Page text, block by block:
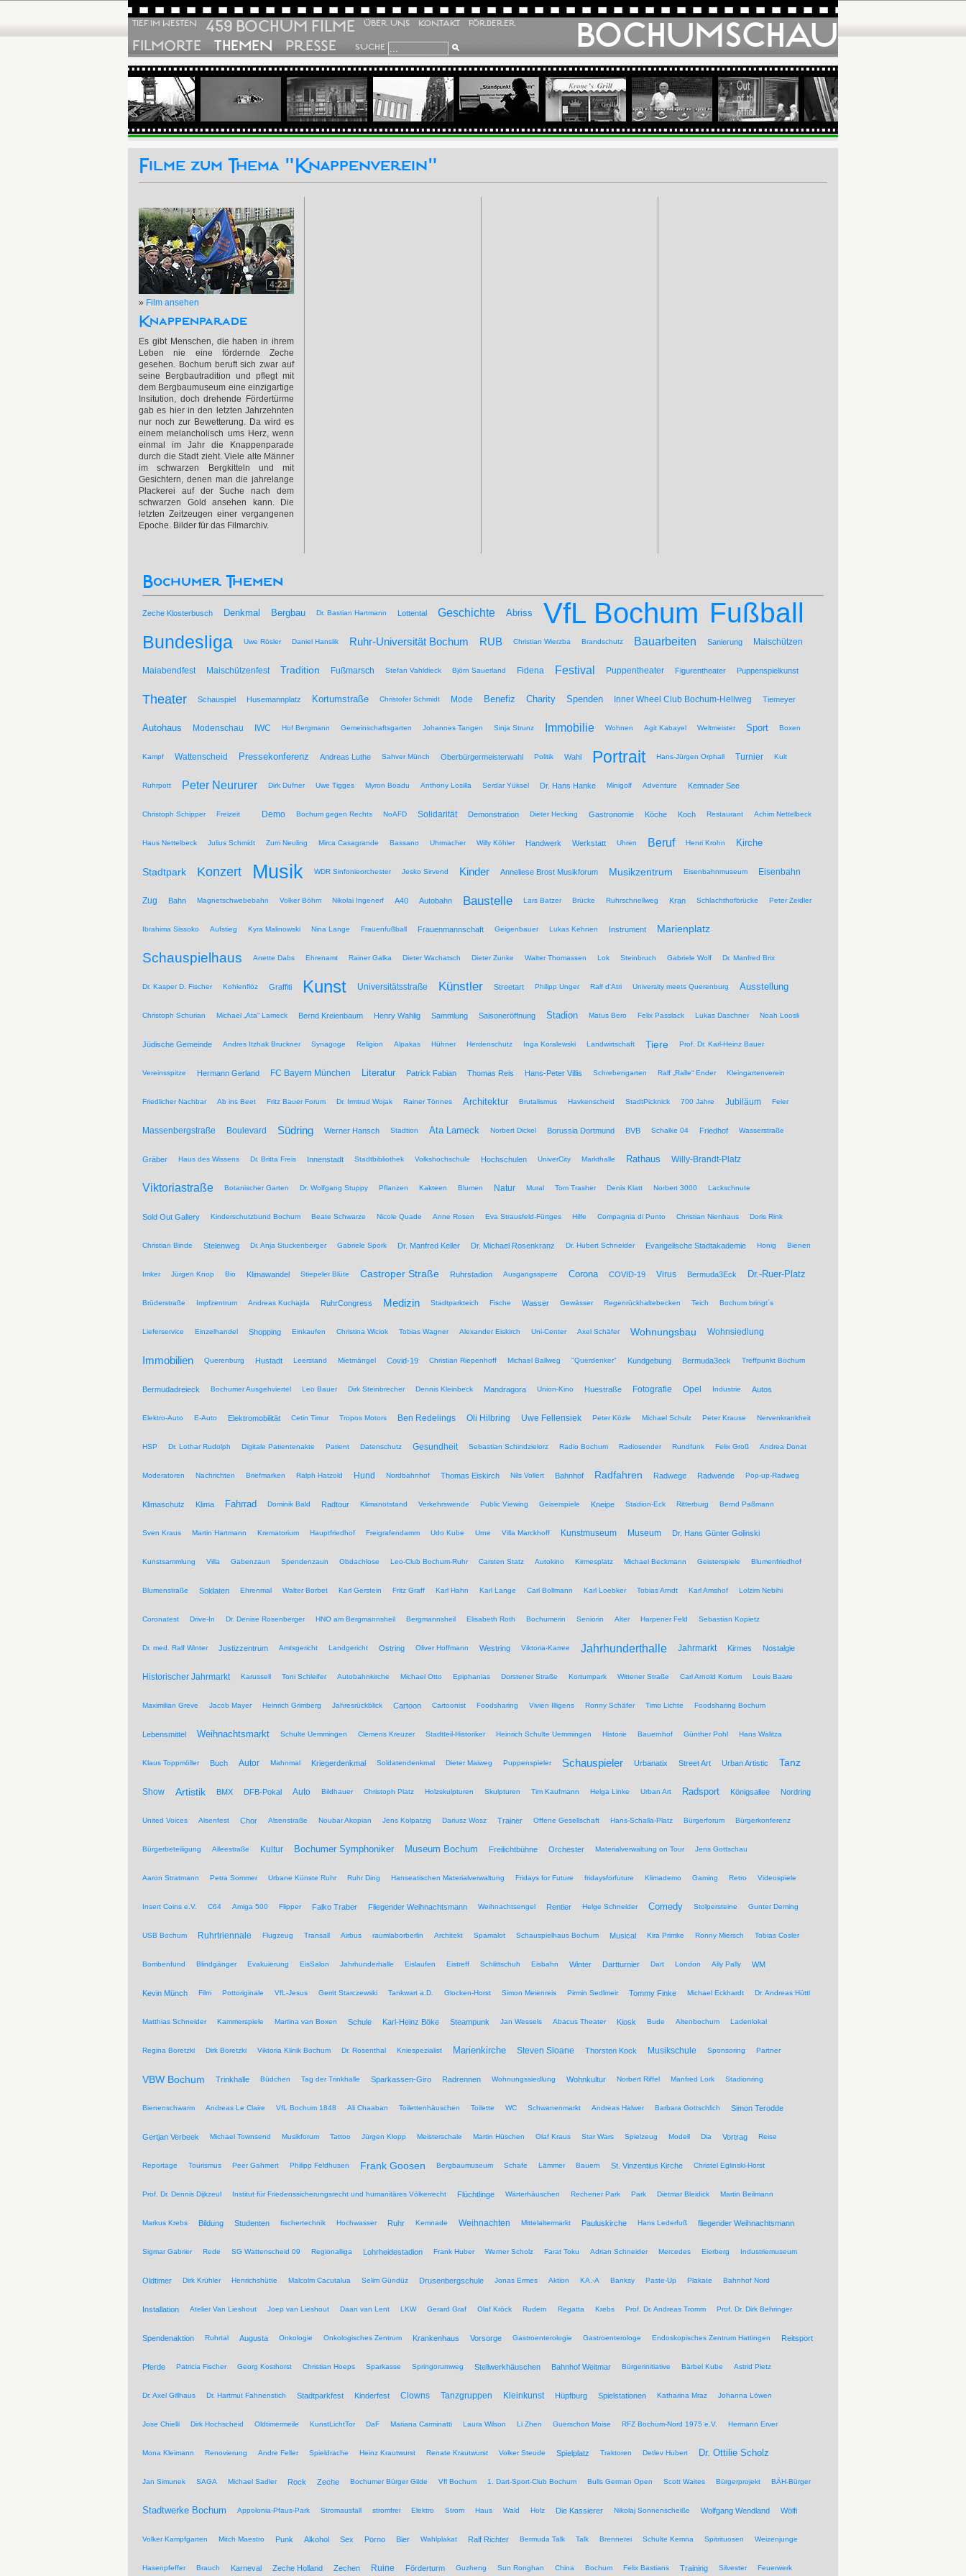
BOCHUMSCHAU
TIEF IM WESTEN 459 BOCHUM FILME ÜBER UNS KONTAKT FÖRDERER
FILMORTE THEMEN PRESSE SUCHE
Filme zum Thema "Knappenverein"
4:23
» Film ansehen
Knappenparade
Es gibt Menschen, die haben in ihrem
Leben nie eine fördernde Zeche
gesehen. Bochum beruft sich zwar auf
seine Bergbautradition und pflegt mit
dem Bergbaumuseum eine einzigartige
Insitution, doch drehende Fördertürme
gab es hier in den letzten Jahrzehnten
nur noch zur Bewetterung. Da wird es
einem melancholisch ums Herz, wenn
einmal im Jahr die Knappenparade
durch die Stadt zieht. Viele alte Männer
im schwarzen Bergkitteln und mit
Gesichtern, denen man die jahrelange
Plackerei auf der Suche nach dem
schwarzen Gold ansehen kann. Die
letzten Zeitzeugen einer vergangenen
Epoche. Bilder für das Filmarchiv.
Bochumer Themen
Zeche Klosterbusch Denkmal Bergbau Dr. Bastian Hartmann Lottental Geschichte Abriss VfL Bochum Fußball
Bundesliga Uwe Rösler Daniel Hanslik Ruhr-Universität Bochum RUB Christian Wierzba Brandschutz Bauarbeiten Sanierung Maischützen
Maiabendfest Maischützenfest Tradition Fußmarsch Stefan Vahldieck Björn Sauerland Fidena Festival Puppentheater Figurentheater Puppenspielkunst
Theater Schauspiel Husemannplatz Kortumstraße Christofer Schmidt Mode Benefiz Charity Spenden Inner Wheel Club Bochum-Hellweg Tiemeyer
Autohaus Modenschau IWC Hof Bergmann Gemeinschaftsgarten Johannes Tangen Sinja Strunz Immobilie Wohnen Agit Kabayel Weltmeister Sport Boxen
Kampf Wattenscheid Pressekonferenz Andreas Luthe Sahver Münch Oberbürgermeisterwahl Politik Wahl Portrait Hans-Jürgen Orphall Turnier Kult
Ruhrpott Peter Neururer Dirk Dufner Uwe Tigges Myron Boadu Anthony Losilla Serdar Yüksel Dr. Hans Hanke Minigolf Adventure Kemnader See
Christoph Schipper Freizeit Demo Bochum gegen Rechts NoAFD Solidarität Demonstration Dieter Hecking Gastronomie Köche Koch Restaurant Achim Nettelbeck
Haus Nettelbeck Julius Schmidt Zum Neuling Mirca Casagrande Bassano Uhrmacher Willy Köhler Handwerk Werkstatt Uhren Beruf Henri Krohn Kirche
Stadtpark Konzert Musik WDR Sinfonieorchester Jesko Sirvend Kinder Anneliese Brost Musikforum Musikzentrum Eisenbahnmuseum Eisenbahn
Zug Bahn Magnetschwebebahn Volker Böhm Nikolai Ingenerf A40 Autobahn Baustelle Lars Batzer Brücke Ruhrschnellweg Kran Schlachthofbrücke Peter Zeidler
Ibrahima Sissoko Aufstieg Kyra Malinowski Nina Lange Frauenfußball Frauenmannschaft Geigenbauer Lukas Kehnen Instrument Marienplatz
Schauspielhaus Anette Dabs Ehrenamt Rainer Galka Dieter Wachatsch Dieter Zunke Walter Thomassen Lok Steinbruch Gabriele Wolf Dr. Manfred Brix
Dr. Kasper D. Fischer Kohlenflöz Graffiti Kunst Universitätsstraße Künstler Streetart Philipp Unger Ralf d'Atri University meets Querenburg Ausstellung
Christoph Schurian Michael „Ata“ Lameck Bernd Kreienbaum Henry Wahlig Sammlung Saisoneröffnung Stadion Matus Bero Felix Passlack Lukas Daschner Noah Loosli
Jüdische Gemeinde Andres Itzhak Bruckner Synagoge Religion Alpakas Hühner Herdenschutz Inga Koralewski Landwirtschaft Tiere Prof. Dr. Karl-Heinz Bauer
Vereinsspitze Hermann Gerland FC Bayern München Literatur Patrick Fabian Thomas Reis Hans-Peter Villis Schrebengarten Ralf „Ralle“ Ender Kleingartenverein
Friedlicher Nachbar Ab ins Beet Fritz Bauer Forum Dr. Irmtrud Wojak Rainer Tönnes Architektur Brutalismus Havkenscheid StadtPicknick 700 Jahre Jubiläum Feier
Massenbergstraße Boulevard Südring Werner Hansch Stadtion Ata Lameck Norbert Dickel Borussia Dortmund BVB Schalke 04 Friedhof Wasserstraße
Gräber Haus des Wissens Dr. Britta Freis Innenstadt Stadtbibliothek Volkshochschule Hochschulen UniverCity Markthalle Rathaus Willy-Brandt-Platz
Viktoriastraße Botanischer Garten Dr. Wolfgang Stuppy Pflanzen Kakteen Blumen Natur Mural Tom Trasher Denis Klatt Norbert 3000 Lackschnute
Sold Out Gallery Kinderschutzbund Bochum Beate Schwarze Nicole Quade Anne Rosen Eva Strausfeld-Fürtges Hilfe Compagnia di Punto Christian Nienhaus Doris Rink
Christian Binde Stelenweg Dr. Anja Stuckenberger Gabriele Spork Dr. Manfred Keller Dr. Michael Rosenkranz Dr. Hubert Schneider Evangelische Stadtakademie Honig Bienen
Imker Jürgen Knop Bio Klimawandel Stiepeler Blüte Castroper Straße Ruhrstadion Ausgangssperre Corona COVID-19 Virus Bermuda3Eck Dr.-Ruer-Platz
Brüderstraße Impfzentrum Andreas Kuchajda RuhrCongress Medizin Stadtparkteich Fische Wasser Gewässer Regenrückhaltebecken Teich Bochum bringt´s
Lieferservice Einzelhandel Shopping Einkaufen Christina Wiciok Tobias Wagner Alexander Eiskirch Uni-Center Axel Schäfer Wohnungsbau Wohnsiedlung
Immobilien Querenburg Hustadt Leerstand Mietmängel Covid-19 Christian Riepenhoff Michael Ballweg "Querdenker" Kundgebung Bermuda3eck Treffpunkt Bochum
Bermudadreieck Bochumer Ausgehviertel Leo Bauer Dirk Steinbrecher Dennis Kleinbeck Mandragora Union-Kino Huestraße Fotografie Opel Industrie Autos
Elektro-Auto E-Auto Elektromobilität Cetin Timur Tropos Motors Ben Redelings Oli Hilbring Uwe Fellensiek Peter Közle Michael Schulz Peter Krause Nervenkrankheit
HSP Dr. Lothar Rudolph Digitale Patientenakte Patient Datenschutz Gesundheit Sebastian Schindzielorz Radio Bochum Radiosender Rundfunk Felix Groß Andrea Donat
Moderatoren Nachrichten Briefmarken Ralph Hatzold Hund Nordbahnhof Thomas Eiskirch Nils Vollert Bahnhof Radfahren Radwege Radwende Pop-up-Radweg
Klimaschutz Klima Fahrrad Dominik Bald Radtour Klimanotstand Verkehrswende Public Viewing Geiserspiele Kneipe Stadion-Eck Ritterburg Bernd Paßmann
Sven Kraus Martin Hartmann Krematorium Hauptfriedhof Freigrafendamm Udo Kube Urne Villa Marckhoff Kunstmuseum Museum Dr. Hans Günter Golinski
Kunstsammlung Villa Gabenzaun Spendenzaun Obdachlose Leo-Club Bochum-Ruhr Carsten Statz Autokino Kirmesplatz Michael Beckmann Geisterspiele Blumenfriedhof
Blumenstraße Soldaten Ehrenmal Walter Borbet Karl Gerstein Fritz Graff Karl Hahn Karl Lange Carl Bollmann Karl Loebker Tobias Arndt Karl Amshof Lolzim Nebihi
Coronatest Drive-In Dr. Denise Rosenberger HNO am Bergmannsheil Bergmannsheil Elisabeth Roth Bochumerin Seniorin Alter Harpener Feld Sebastian Kopietz
Dr. med. Ralf Winter Justizzentrum Amtsgericht Landgericht Ostring Oliver Hoffmann Westring Viktoria-Karree Jahrhunderthalle Jahrmarkt Kirmes Nostalgie
Historischer Jahrmarkt Karussell Toni Schleifer Autobahnkirche Michael Otto Epiphanias Dorstener Straße Kortumpark Wittener Straße Carl Arnold Kortum Louis Baare
Maximilian Greve Jacob Mayer Heinrich Grimberg Jahresrückblick Cartoon Cartoonist Foodsharing Vivien Illigens Ronny Schäfer Timo Lichte Foodsharing Bochum
Lebensmittel Weihnachtsmarkt Schulte Uemmingen Clemens Kreuzer Stadtteil-Historiker Heinrich Schulte Uemmingen Historie Bauernhof Günther Pohl Hans Walitza
Klaus Toppmöller Buch Autor Mahnmal Kriegerdenkmal Soldatendenkmal Dieter Maiweg Puppenspieler Schauspieler Urbanatix Street Art Urban Artistic Tanz
Show Artistik BMX DFB-Pokal Auto Bildhauer Christoph Platz Holzskulpturen Skulpturen Tim Kaufmann Helga Linke Urban Art Radsport Königsallee Nordring
United Voices Alsenfest Chor Alsenstraße Noubar Akopian Jens Kolpatzig Dariusz Wosz Trainer Offene Gesellschaft Hans-Schalla-Platz Bürgerforum Bürgerkonferenz
Bürgerbeteiligung Alleestraße Kultur Bochumer Symphoniker Museum Bochum Freilichtbühne Orchester Materialverwaltung on Tour Jens Gottschau
Aaron Stratmann Petra Sommer Urbane Künste Ruhr Ruhr Ding Hanseatischen Materialverwaltung Fridays for Future fridaysforfuture Klimademo Gaming Retro Videospiele
Insert Coins e.V. C64 Amiga 500 Flipper Falko Traber Fliegender Weihnachtsmann Weihnachtsengel Rentier Helge Schneider Comedy Stolpersteine Gunter Deming
USB Bochum Ruhrtriennale Flugzeug Transall Airbus raumlaborberlin Architekt Spamalot Schauspielhaus Bochum Musical Kira Primke Ronny Miersch Tobias Cosler
Bombenfund Blindgänger Evakuierung EisSalon Jahrhunderhalle Eislaufen Eistreff Schlittschuh Eisbahn Winter Dartturnier Dart London Ally Pally WM
Kevin Münch Film Pottoriginale VfL-Jesus Gerrit Starczewski Tankwart a.D. Glocken-Horst Simon Meienreis Pirmin Sedlmeir Tommy Finke Michael Eckhardt Dr. Andreas Hüttl
Matthias Schneider Kammerspiele Martina van Boxen Schule Karl-Heinz Böke Steampunk Jan Wessels Abacus Theater Kiosk Bude Altenbochum Ladenlokal
Regina Boretzki Dirk Boretzki Viktoria Klinik Bochum Dr. Rosenthal Kniespezialist Marienkirche Steven Sloane Thorsten Kock Musikschule Sponsoring Partner
VBW Bochum Trinkhalle Büdchen Tag der Trinkhalle Sparkassen-Giro Radrennen Wohnungssiedlung Wohnkultur Norbert Riffel Manfred Lork Stadionring
Bienenschwarm Andreas Le Claire VfL Bochum 1848 Ali Chaaban Toilettenhäuschen Toilette WC Schwanenmarkt Andreas Halwer Barbara Gottschlich Simon Terodde
Gertjan Verbeek Michael Townsend Musikforum Tattoo Jürgen Klopp Meisterschale Martin Hüschen Olaf Kraus Star Wars Spielzeug Modell Dia Vortrag Reise
Reportage Tourismus Peer Gahmert Philipp Feldhusen Frank Goosen Bergbaumuseum Schafe Lämmer Bauern St. Vinzentius Kirche Christel Eglinski-Horst
Prof. Dr. Dennis Dijkzeul Institut für Friedenssicherungsrecht und humanitäres Völkerrecht Flüchtlinge Wärterhäuschen Rechener Park Park Dietmar Bleidick Martin Beilmann
Markus Krebs Bildung Studenten fischertechnik Hochwasser Ruhr Kemnade Weihnachten Mittelaltermarkt Pauluskirche Hans Lederfuß fliegender Weihnachtsmann
Sigmar Gabrier Rede SG Wattenscheid 09 Regionalliga Lohrheidestadion Frank Huber Werner Scholz Farat Toku Adrian Schneider Mercedes Eierberg Industriemuseum
Oldtimer Dirk Krühler Henrichshütte Malcolm Cacutalua Selim Gündüz Drusenbergschule Jonas Ermes Aktion KA.-A Banksy Paste-Up Plakate Bahnhof Nord
Installation Atelier Van Lieshout Joep van Lieshout Daan van Lent LKW Gerard Graf Olaf Kröck Rudern Regatta Krebs Prof. Dr. Andreas Tromm Prof. Dr. Dirk Behringer
Spendenaktion Ruhrtal Augusta Onkologie Onkologisches Zentrum Krankenhaus Vorsorge Gastroenterologie Gastroenterologe Endoskopisches Zentrum Hattingen Reitsport
Pferde Patricia Fischer Georg Kosthorst Christian Hoeps Sparkasse Springorumweg Stellwerkhäuschen Bahnhof Weitmar Bürgerinitiative Bärbel Kube Astrid Pletz
Dr. Axel Gillhaus Dr. Hartmut Fahnenstich Stadtparkfest Kinderfest Clowns Tanzgruppen Kleinkunst Hüpfburg Spielstationen Katharina Mraz Johanna Löwen
Jose Chielli Dirk Hochscheid Oldtimermeile KunstLichtTor DaF Mariana Carminatti Laura Wilson Li Zhen Guerschon Moise RFZ Bochum-Nord 1975 e.V. Hermann Erver
Mona Kleimann Renovierung Andre Feller Spieldrache Heinz Krautwurst Renate Krautwurst Volker Steude Spielplatz Traktoren Detlev Hubert Dr. Ottilie Scholz
Jan Simunek SAGA Michael Sadler Rock Zeche Bochumer Bürger Gilde Vfl Bochum 1. Dart-Sport-Club Bochum Bulls German Open Scott Waites Bürgerprojekt BÄH-Bürger
Stadtwerke Bochum Appolonia-Pfaus-Park Stromausfall stromfrei Elektro Strom Haus Wald Holz Die Kassierer Nikolaj Sonnenscheiße Wolfgang Wendland Wölfi
Volker Kampfgarten Mitch Maestro Punk Alkohol Sex Porno Bier Wahlplakat Ralf Richter Bermuda Talk Talk Brennerei Schulte Kemna Spitrituosen Weizenjunge
Hasenpfeffer Brauch Karneval Zeche Holland Zechen Ruine Förderturm Guzheng Sun Ronghan China Bochum Felix Bastians Training Silvester Feuerwerk